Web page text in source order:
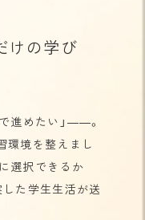
けの学び
進めたい」――。
環境を整えまし
選択できるか
した学生生活が送